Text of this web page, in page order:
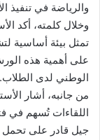
والرياضة في تنفيذ
وخلال كلمته، أكد
تمثل بيئة أساسية
على أهمية هذه
الوطني لدى الطلاب.
من جانبه، أشار
اللقاءات تُسهم في
جيل قادر على تحمل